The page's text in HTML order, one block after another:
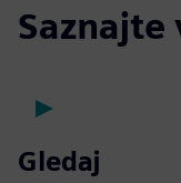
Saznajte
Gledaj